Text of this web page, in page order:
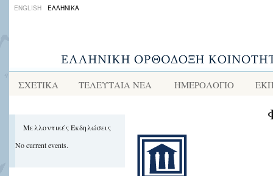
ENGLISH ΕΛΛΗΝΙΚΑ
ΣΧΕΤΙΚΑ ΤΕΛΕΥΤΑΙΑ ΝΕΑ ΗΜΕΡΟΛΟΓΙΟ
Μελλοντικές Εκδηλώσεις
No current events.